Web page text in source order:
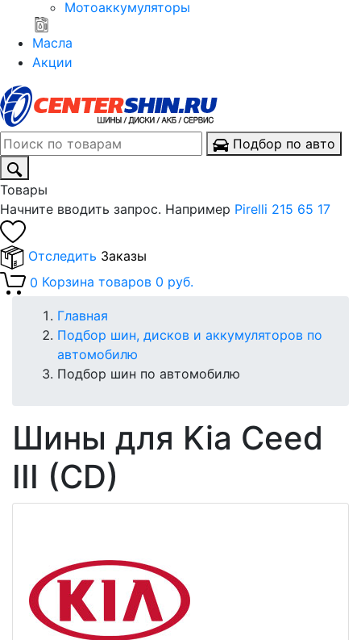
Мотоаккумуляторы
Масла
Акции
Подбор по авто
Товары
Начните вводить запрос. Например Pirelli 215 65 17
Отследить Заказы
0 Корзина товаров 0 руб.
Главная
Подбор шин, дисков и аккумуляторов по
автомобилю
Подбор шин по автомобилю
Шины для Kia Ceed
III (CD)